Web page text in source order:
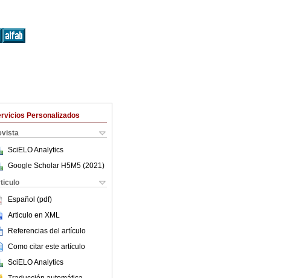
Personalizados
SciELO Analytics
Google Scholar H5M5 (2021 )
Español (pdf)
Articulo en XML
Referencias del artículo
Como citar este artículo
SciELO Analytics